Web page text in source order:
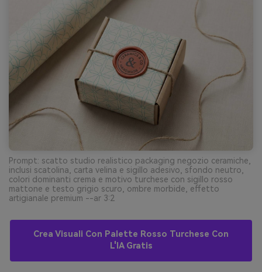
Prompt: scatto studio realistico packaging negozio ceramiche,
inclusi scatolina, carta velina e sigillo adesivo, sfondo neutro,
colori dominanti crema e motivo turchese con sigillo rosso
mattone e testo grigio scuro, ombre morbide, effetto
artigianale premium --ar 3:2
Crea Visuali Con Palette Rosso Turchese Con
L'IA Gratis